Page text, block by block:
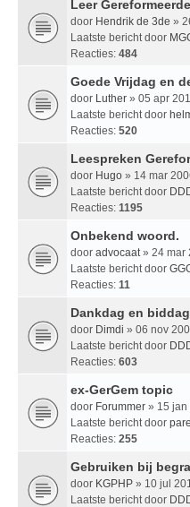
Leer
door Hendrik de 3de »
Laatste bericht door
Reacties: 484
Goede Vrijdag en
door Luther » 05 apr
Laatste bericht door
Reacties: 520
Leespreken
door Hugo » 14 mar
Laatste bericht door
Reacties: 1195
Onbekend woord.
door advocaat » 24 mar
Laatste bericht door
Reacties: 11
Dankdag en biddag
door Dimdi » 06 nov
Laatste bericht door
Reacties: 603
ex-GerGem topic
door Forummer » 15 jan
Laatste bericht door
Reacties: 255
Gebruiken bij
door KGPHP » 10 jul
Laatste bericht door